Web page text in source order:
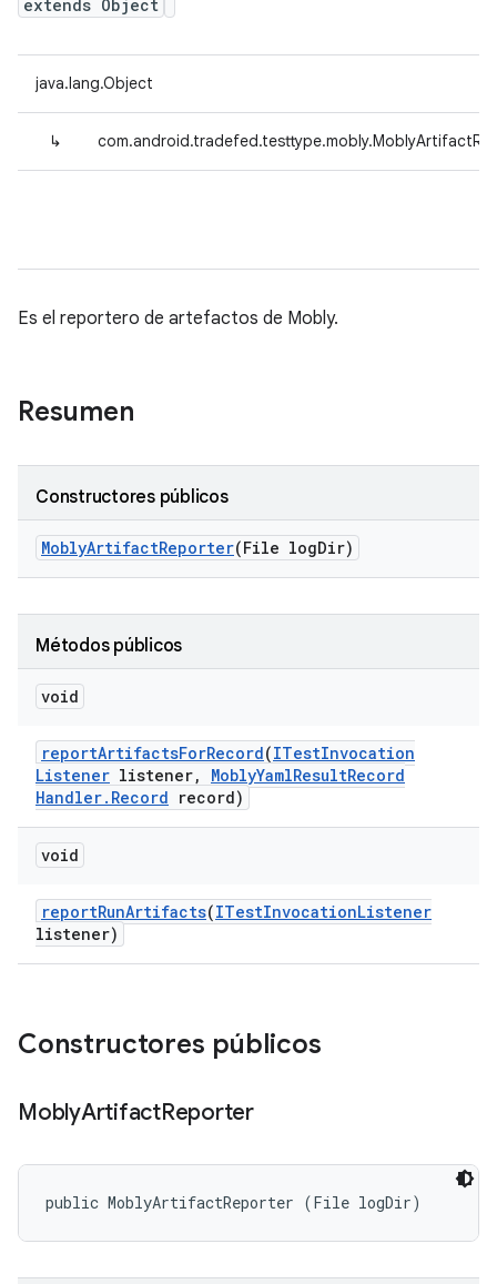
extends Object
java.lang.Object
↳
Es el reportero de artefactos de Mobly.
Resumen
Constructores públicos
MoblyArtifactReporter(File logDir)
Métodos públicos
void
reportArtifactsForRecord(ITestInvocation
Listener listener, MoblyYamlResultRecord
Handler. Record record)
void
reportRunArtifacts(ITestInvocationListener
listener)
Constructores públicos
MoblyArtifactReporter
public MoblyArtifactReporter (File logDir)